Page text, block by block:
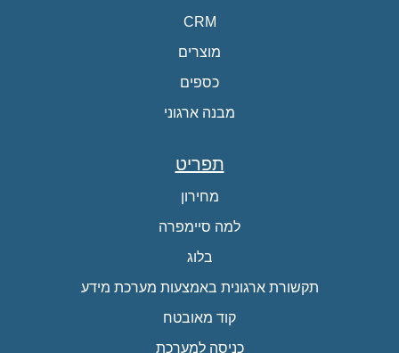
CRM
מוצרים
כספים
מבנה ארגוני
תפריט
מחירון
למה סיימפרה
בלוג
תקשורת ארגונית באמצעות מערכת מידע
קוד מאובטח
כניסה למערכת